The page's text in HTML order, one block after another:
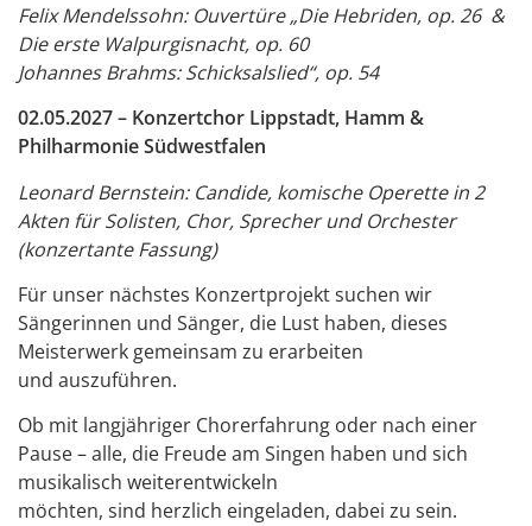
Felix Mendelssohn: Ouvertüre „Die Hebriden, op. 26 &
Die erste Walpurgisnacht, op. 60
Johannes Brahms: Schicksalslied“, op. 54
02.05.2027 – Konzertchor Lippstadt, Hamm &
Philharmonie Südwestfalen
Leonard Bernstein: Candide, komische Operette in 2
Akten für Solisten, Chor, Sprecher und Orchester
(konzertante Fassung)
Für unser nächstes Konzertprojekt suchen wir
Sängerinnen und Sänger, die Lust haben, dieses
Meisterwerk gemeinsam zu erarbeiten
und auszuführen.
Ob mit langjähriger Chorerfahrung oder nach einer
Pause – alle, die Freude am Singen haben und sich
musikalisch weiterentwickeln
möchten, sind herzlich eingeladen, dabei zu sein.